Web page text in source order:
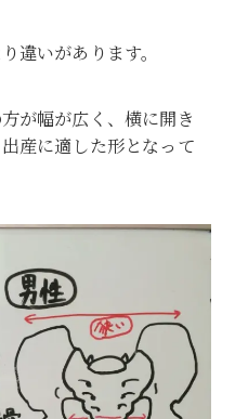
違いがあります。
が幅が広く、横に開き
産に適した形となって